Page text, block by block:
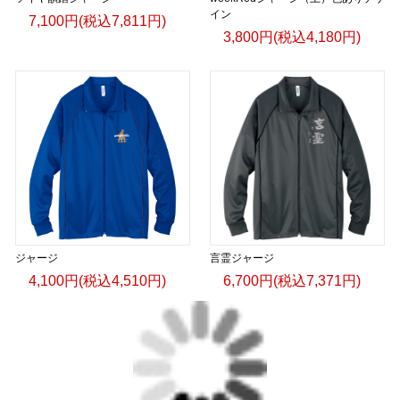
7,100円(税込7,811円)
イン
3,800円(税込4,180円)
ジャージ
4,100円(税込4,510円)
言霊ジャージ
6,700円(税込7,371円)